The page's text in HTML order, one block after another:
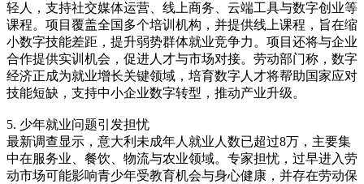
轻人，支持社交媒体运营、线上商务、云端工具与数字创业等
课程。项目覆盖全国多个培训机构，并提供线上课程，旨在缩
小数字技能差距，提升弱势群体就业竞争力。项目还将与企业
合作提供实训机会，促进人才与市场对接。劳动部门称，数字
经济正成为就业增长关键领域，培育数字人才将帮助国家应对
技能短缺，支持中小企业数字转型，推动产业升级。
5. 少年就业问题引发担忧
最新调查显示，意大利未成年人就业人数已超过8万，主要集
中在服务业、餐饮、物流与农业领域。专家担忧，过早进入劳
动市场可能影响青少年受教育机会与身心健康，并存在劳动保